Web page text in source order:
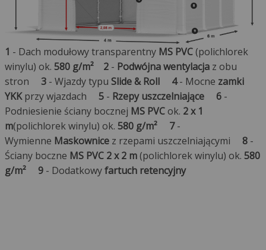
1 - Dach modułowy transparentny MS PVC(polichlorek
winylu) ok. 580 g/m² 2- Podwójna wentylacjaz obu
stron 3- Wjazdy typu Slide & Roll 4- Mocne zamki
YKKprzy wjazdach 5- Rzepy uszczelniające 6-
Podniesienie ściany bocznej MS PVCok. 2 x 1
m(polichlorek winylu) ok. 580 g/m² 7-
Wymienne Maskownicez rzepami uszczelniającymi 8-
Ściany boczne MS PVC 2 x 2 m(polichlorek winylu) ok. 580
g/m²
9- Dodatkowyfartuch retencyjny